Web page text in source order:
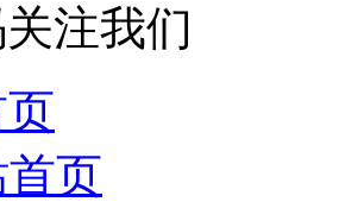
注我们
首页